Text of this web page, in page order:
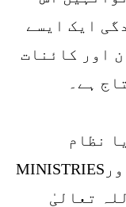
ایک ایسے
اور کائنات
ہے۔
نظام
کوچلانے کے لئے مختلف شعبے اورMINISTRIES
تعالیٰ